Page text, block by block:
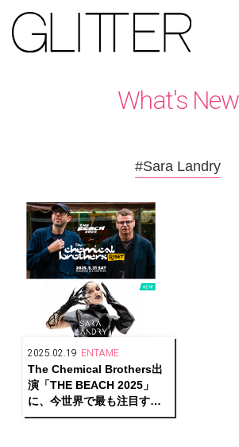
What's New
#Sara Landry
2025.02.19 ENTAME
The Chemical Brothers出
演「THE BEACH 2025」
に、今世界で最も注目すべ
きテクノアーティストSara